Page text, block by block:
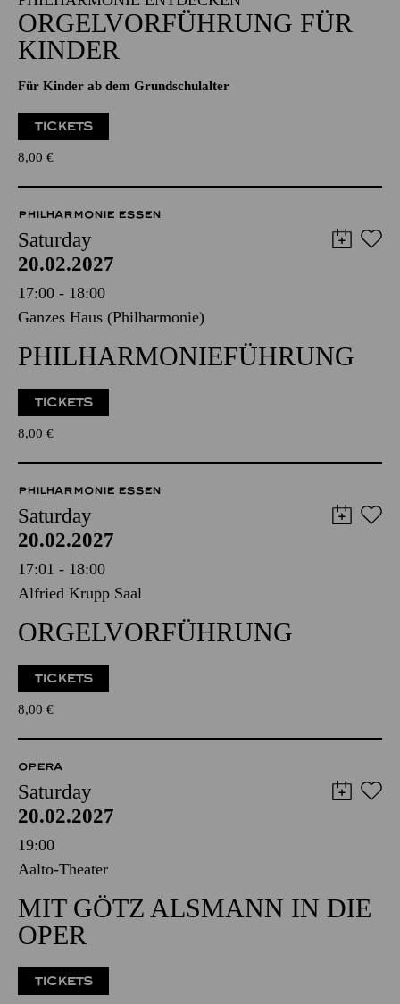
ORGELVORFÜHRUNG FÜR
KINDER
Für Kinder ab dem Grundschulalter
TICKETS
8,00 €
PHILHARMONIE ESSEN
Saturday
20.02.2027
17:00 - 18:00
Ganzes Haus (Philharmonie)
PHILHARMONIEFÜHRUNG
TICKETS
8,00 €
PHILHARMONIE ESSEN
Saturday
20.02.2027
17:01 - 18:00
Alfried Krupp Saal
ORGELVORFÜHRUNG
TICKETS
8,00 €
OPERA
Saturday
20.02.2027
19:00
Aalto-Theater
MIT GÖTZ ALSMANN IN DIE
OPER
TICKETS